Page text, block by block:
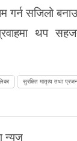
गर्न सजिलो
थप
सुरक्षित मातृत्व तथा
न्युज